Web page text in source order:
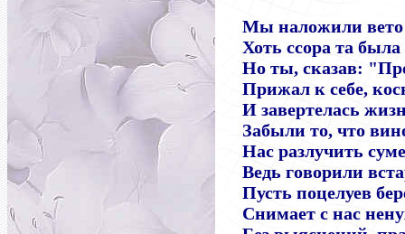
Мы наложили вето
Хоть ссора та
Но ты, сказав:
Прижал к себе,
И завертелась
Забыли то, что
Нас разлучить
Ведь говорили
Пусть поцелуев
Снимает с нас